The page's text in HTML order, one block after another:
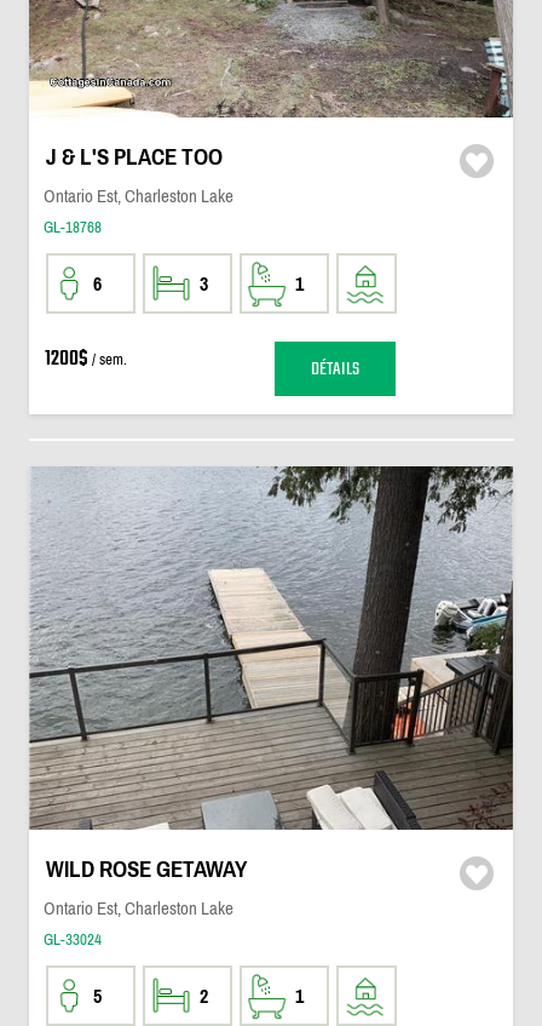
J & L'S PLACE TOO
Ontario Est, Charleston Lake
GL-18768
6 3 1
1200$ / sem. DÉTAILS
WILD ROSE GETAWAY
Ontario Est, Charleston Lake
GL-33024
5 2 1